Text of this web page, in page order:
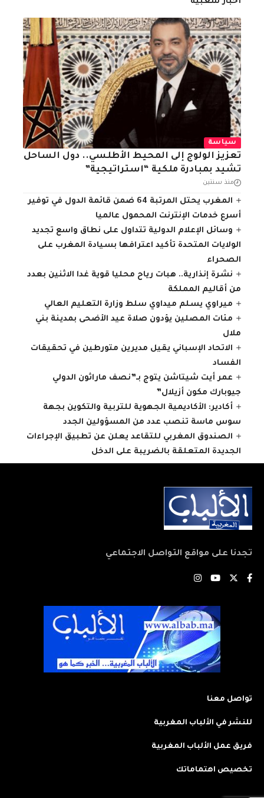
سياسة
تعزيز الولوج إلى المحيط الأطلسي.. دول الساحل
تشيد بمبادرة ملكية “استراتيجية”
منذ سنتين
المغرب يحتل المرتبة 64 ضمن قائمة الدول في توفير
أسرع خدمات الإنترنت المحمول عالميا
وسائل الإعلام الدولية تتداول على نطاق واسع تجديد
الولايات المتحدة تأكيد اعترافها بسيادة المغرب على
الصحراء
نشرة إنذارية.. هبات رياح محليا قوية غدا الاثنين بعدد
من أقاليم المملكة
ميراوي يسلم ميداوي سلط وزارة التعليم العالي
مئات المصلين يؤدون صلاة عيد الأضحى بمدينة بني
ملال
الاتحاد الإسباني يقيل مديرين متورطين في تحقيقات
الفساد
عمر أيت شيتاشن يتوج بـ”نصف ماراثون الدولي
جيوبارك مكون أزيلال”
أكادير: الأكاديمية الجهوية للتربية والتكوين بجهة
سوس ماسة تنصب عدد من المسؤولين الجدد
الصندوق المغربي للتقاعد يعلن عن تطبيق الإجراءات
الجديدة المتعلقة بالضريبة على الدخل
تجدنا على مواقع التواصل الاجتماعي
تواصل معنا
للنشر في الألباب المغربية
فريق عمل الألباب المغربية
تخصيص اهتماماتك